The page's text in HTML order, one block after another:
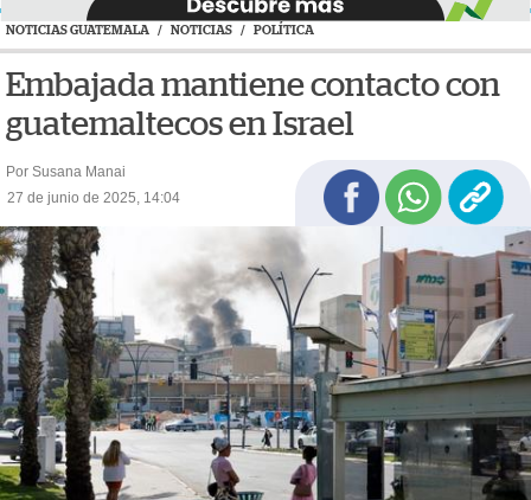
NOTICIAS GUATEMALA / NOTICIAS / POLÍTICA
Embajada mantiene contacto con
guatemaltecos en Israel
Por Susana Manai
27 de junio de 2025, 14:04